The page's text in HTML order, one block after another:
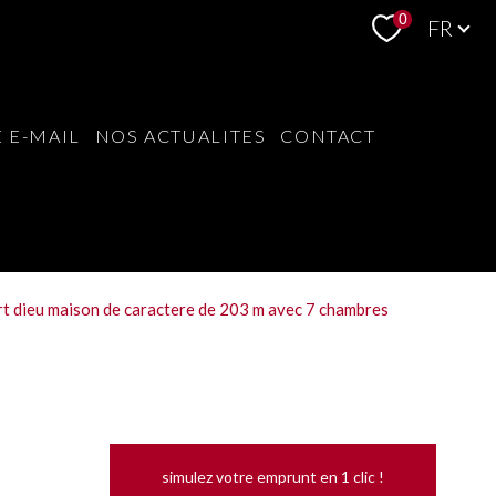
0 FR
E-MAIL NOS ACTUALITES CONTACT
dieu maison de caractere de 203 m avec 7 chambres
simulez votre emprunt en 1 clic !